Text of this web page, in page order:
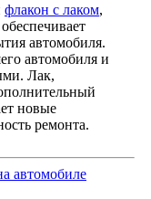
флакон с лаком,
автомобиля.
автомобиля и
Лак,
новые
ремонта.
автомобиле